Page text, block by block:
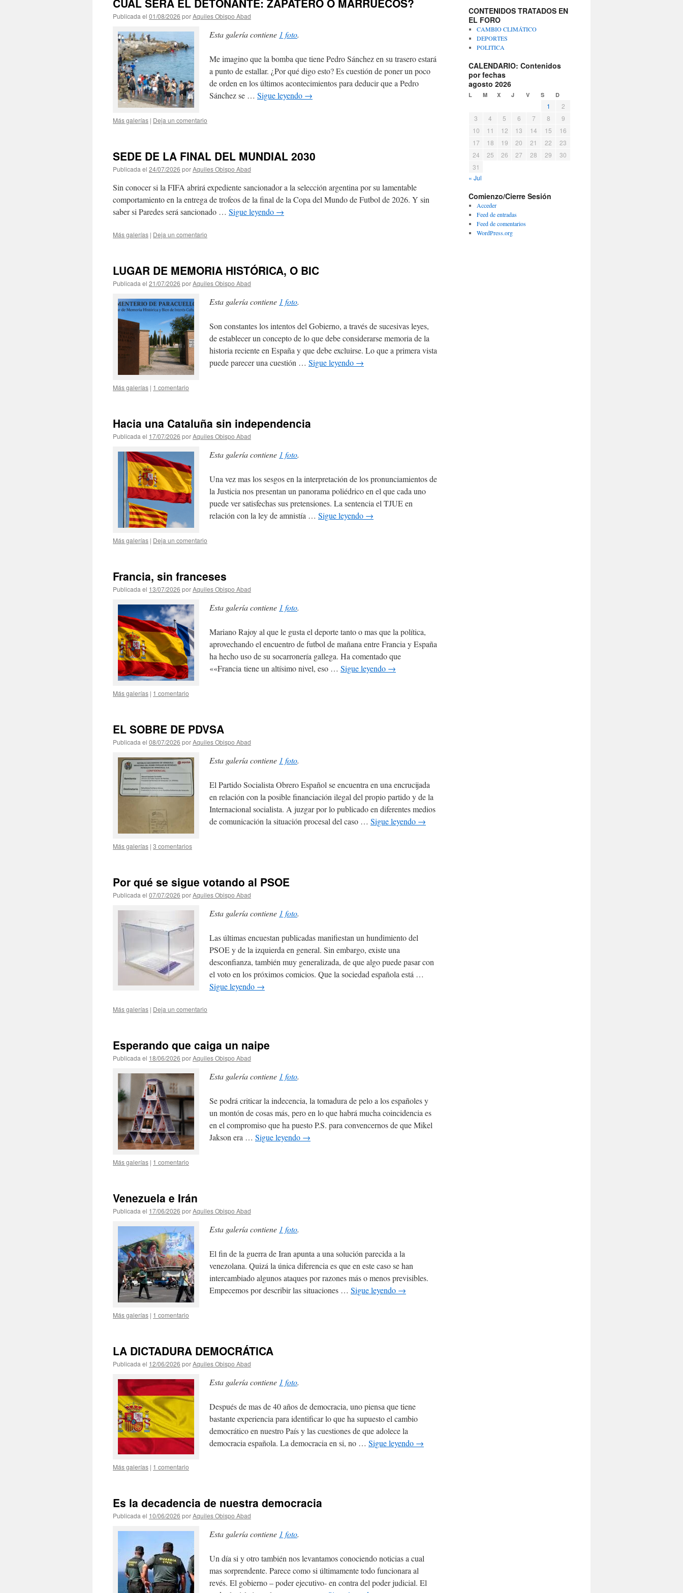
CUAL SERÁ EL DETONANTE: ZAPATERO O MARRUECOS?
Publicada el 01/08/2026 porAquiles Obispo Abad
Esta galería contiene 1 foto.
Me imagino que la bomba que tiene Pedro Sánchez en su trasero estará
a punto de estallar. ¿Por qué digo esto? Es cuestión de poner un poco
de orden en los últimos acontecimientos para deducir que a Pedro
Sánchez se … Sigue leyendo →
Más galerías | Deja un comentario
SEDE DE LA FINAL DEL MUNDIAL 2030
Publicada el 24/07/2026 porAquiles Obispo Abad
Sin conocer si la FIFA abrirá expediente sancionador a la selección argentina por su lamentable
comportamiento en la entrega de trofeos de la final de la Copa del Mundo de Futbol de 2026. Y sin
saber si Paredes será sancionado … Sigue leyendo →
Más galerías | Deja un comentario
LUGAR DE MEMORIA HISTÓRICA, O BIC
Publicada el 21/07/2026 porAquiles Obispo Abad
Esta galería contiene 1 foto.
Son constantes los intentos del Gobierno, a través de sucesivas leyes,
de establecer un concepto de lo que debe considerarse memoria de la
historia reciente en España y que debe excluirse. Lo que a primera vista
puede parecer una cuestión … Sigue leyendo →
Más galerías | 1 comentario
Hacia una Cataluña sin independencia
Publicada el 17/07/2026 porAquiles Obispo Abad
Esta galería contiene 1 foto.
Una vez mas los sesgos en la interpretación de los pronunciamientos de
la Justicia nos presentan un panorama poliédrico en el que cada uno
puede ver satisfechas sus pretensiones. La sentencia el TJUE en
relación con la ley de amnistía … Sigue leyendo →
Más galerías | Deja un comentario
Francia, sin franceses
Publicada el 13/07/2026 porAquiles Obispo Abad
Esta galería contiene 1 foto.
Mariano Rajoy al que le gusta el deporte tanto o mas que la política,
aprovechando el encuentro de futbol de mañana entre Francia y España
ha hecho uso de su socarronería gallega. Ha comentado que
««Francia tiene un altísimo nivel, eso … Sigue leyendo →
Más galerías | 1 comentario
EL SOBRE DE PDVSA
Publicada el 08/07/2026 porAquiles Obispo Abad
Esta galería contiene 1 foto.
El Partido Socialista Obrero Español se encuentra en una encrucijada
en relación con la posible financiación ilegal del propio partido y de la
Internacional socialista. A juzgar por lo publicado en diferentes medios
de comunicación la situación procesal del caso … Sigue leyendo →
Más galerías | 3 comentarios
Por qué se sigue votando al PSOE
Publicada el 07/07/2026 porAquiles Obispo Abad
Esta galería contiene 1 foto.
Las últimas encuestan publicadas manifiestan un hundimiento del
PSOE y de la izquierda en general. Sin embargo, existe una
desconfianza, también muy generalizada, de que algo puede pasar con
el voto en los próximos comicios. Que la sociedad española está …
Sigue leyendo →
Más galerías | Deja un comentario
Esperando que caiga un naipe
Publicada el 18/06/2026 porAquiles Obispo Abad
Esta galería contiene 1 foto.
Se podrá criticar la indecencia, la tomadura de pelo a los españoles y
un montón de cosas más, pero en lo que habrá mucha coincidencia es
en el compromiso que ha puesto P.S. para convencernos de que Mikel
Jakson era … Sigue leyendo →
Más galerías | 1 comentario
Venezuela e Irán
Publicada el 17/06/2026 porAquiles Obispo Abad
Esta galería contiene 1 foto.
El fin de la guerra de Iran apunta a una solución parecida a la
venezolana. Quizá la única diferencia es que en este caso se han
intercambiado algunos ataques por razones más o menos previsibles.
Empecemos por describir las situaciones … Sigue leyendo →
Más galerías | 1 comentario
LA DICTADURA DEMOCRÁTICA
Publicada el 12/06/2026 porAquiles Obispo Abad
Esta galería contiene 1 foto.
Después de mas de 40 años de democracia, uno piensa que tiene
bastante experiencia para identificar lo que ha supuesto el cambio
democrático en nuestro País y las cuestiones de que adolece la
democracia española. La democracia en si, no … Sigue leyendo →
Más galerías | 1 comentario
Es la decadencia de nuestra democracia
Publicada el 10/06/2026 porAquiles Obispo Abad
Esta galería contiene 1 foto.
Un día si y otro también nos levantamos conociendo noticias a cual
mas sorprendente. Parece como si últimamente todo funcionara al
revés. El gobierno – poder ejecutivo- en contra del poder judicial. El
CONTENIDOS TRATADOS EN
EL FORO
CAMBIO CLIMÁTICO
DEPORTES
POLITICA
CALENDARIO: Contenidos
por fechas
agosto 2026
L M X J V S D
1
2
3
4 5 6 7 8
9
10
11 12 13 14 15
16
17
18 19 20 21 22
23
24
25 26 27 28 29
30
31
« Jul
Comienzo/Cierre Sesión
Acceder
Feed de entradas
Feed de comentarios
WordPress.org